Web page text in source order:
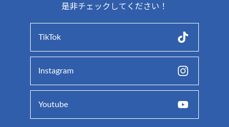
是非チェックしてください！
TikTok
Instagram
Youtube